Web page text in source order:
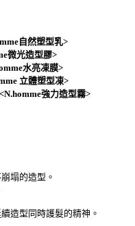
自然塑型乳>
微光造型膠>
水亮凍膜>
立體塑型凍>
強力造型霧>
塌的造型。
造型同時護髮的精神。